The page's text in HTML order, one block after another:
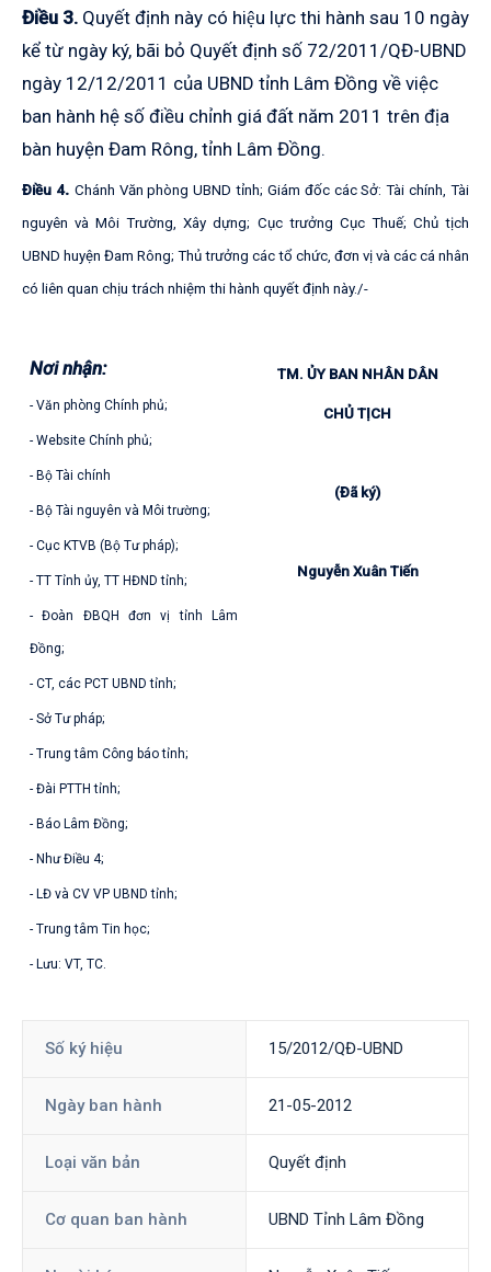
Điều 3. Quyết định này có hiệu lực thi hành sau 10 ngày
kể từ ngày ký, bãi bỏ Quyết định số 72/2011/QĐ-UBND
ngày 12/12/2011 của UBND tỉnh Lâm Đồng về việc
ban hành hệ số điều chỉnh giá đất năm 2011 trên địa
bàn huyện Đam Rông, tỉnh Lâm Đồng.
Điều 4. Chánh Văn phòng UBND tỉnh; Giám đốc các Sở: Tài chính, Tài
nguyên và Môi Trường, Xây dựng; Cục trưởng Cục Thuế; Chủ tịch
UBND huyện Đam Rông; Thủ trưởng các tổ chức, đơn vị và các cá nhân
có liên quan chịu trách nhiệm thi hành quyết định này./-
Nơi nhận:
- Văn phòng Chính phủ;
- Website Chính phủ;
- Bộ Tài chính
- Bộ Tài nguyên và Môi trường;
- Cục KTVB (Bộ Tư pháp);
- TT Tỉnh ủy, TT HĐND tỉnh;
- Đoàn ĐBQH đơn vị tỉnh Lâm
Đồng;
- CT, các PCT UBND tỉnh;
- Sở Tư pháp;
- Trung tâm Công báo tỉnh;
- Đài PTTH tỉnh;
- Báo Lâm Đồng;
- Như Điều 4;
- LĐ và CV VP UBND tỉnh;
- Trung tâm Tin học;
- Lưu: VT, TC.
TM. ỦY BAN NHÂN DÂN
CHỦ TỊCH
(Đã ký)
Nguyễn Xuân Tiến
Số ký hiệu 15/2012/QĐ-UBND
Ngày ban hành 21-05-2012
Loại văn bản Quyết định
Cơ quan ban hành UBND Tỉnh Lâm Đồng